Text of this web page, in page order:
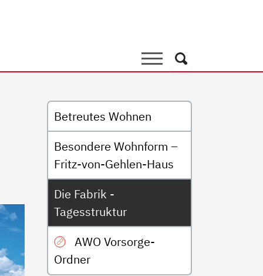
Suche
Suche
Untermenü
Betreutes Wohnen
Besondere Wohnform –
Fritz-von-Gehlen-Haus
Die Fabrik -
Tagesstruktur
AWO Vorsorge-
Ordner